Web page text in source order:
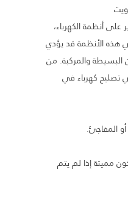
على أنظمة الكهرباء،
الأنظمة قد يؤدي
البسيطة والمركبة. من
تصليح كهرباء في
أو المفاجئ.
مميتة إذا لم يتم